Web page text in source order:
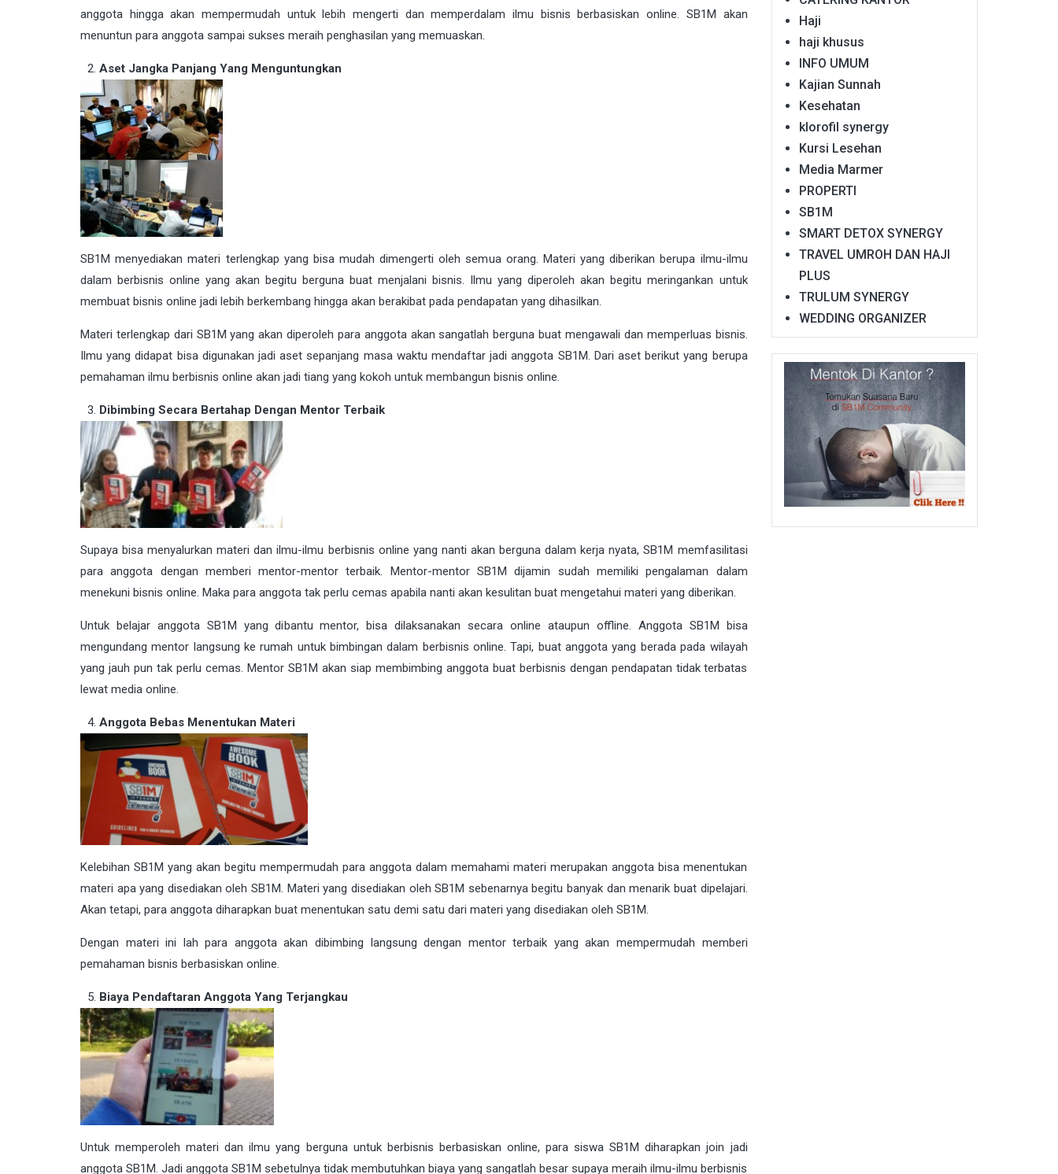
anggota hingga akan mempermudah untuk lebih mengerti dan memperdalam ilmu bisnis berbasiskan online. SB1M akan
menuntun para anggota sampai sukses meraih penghasilan yang memuaskan.
Aset Jangka Panjang Yang Menguntungkan
SB1M menyediakan materi terlengkap yang bisa mudah dimengerti oleh semua orang. Materi yang diberikan berupa ilmu-ilmu
dalam berbisnis online yang akan begitu berguna buat menjalani bisnis. Ilmu yang diperoleh akan begitu meringankan untuk
membuat bisnis online jadi lebih berkembang hingga akan berakibat pada pendapatan yang dihasilkan.
Materi terlengkap dari SB1M yang akan diperoleh para anggota akan sangatlah berguna buat mengawali dan memperluas bisnis.
Ilmu yang didapat bisa digunakan jadi aset sepanjang masa waktu mendaftar jadi anggota SB1M. Dari aset berikut yang berupa
pemahaman ilmu berbisnis online akan jadi tiang yang kokoh untuk membangun bisnis online.
Dibimbing Secara Bertahap Dengan Mentor Terbaik
Supaya bisa menyalurkan materi dan ilmu-ilmu berbisnis online yang nanti akan berguna dalam kerja nyata, SB1M memfasilitasi
para anggota dengan memberi mentor-mentor terbaik. Mentor-mentor SB1M dijamin sudah memiliki pengalaman dalam
menekuni bisnis online. Maka para anggota tak perlu cemas apabila nanti akan kesulitan buat mengetahui materi yang diberikan.
Untuk belajar anggota SB1M yang dibantu mentor, bisa dilaksanakan secara online ataupun offline. Anggota SB1M bisa
mengundang mentor langsung ke rumah untuk bimbingan dalam berbisnis online. Tapi, buat anggota yang berada pada wilayah
yang jauh pun tak perlu cemas. Mentor SB1M akan siap membimbing anggota buat berbisnis dengan pendapatan tidak terbatas
lewat media online.
Anggota Bebas Menentukan Materi
Kelebihan SB1M yang akan begitu mempermudah para anggota dalam memahami materi merupakan anggota bisa menentukan
materi apa yang disediakan oleh SB1M. Materi yang disediakan oleh SB1M sebenarnya begitu banyak dan menarik buat dipelajari.
Akan tetapi, para anggota diharapkan buat menentukan satu demi satu dari materi yang disediakan oleh SB1M.
Dengan materi ini lah para anggota akan dibimbing langsung dengan mentor terbaik yang akan mempermudah memberi
pemahaman bisnis berbasiskan online.
Biaya Pendaftaran Anggota Yang Terjangkau
Untuk memperoleh materi dan ilmu yang berguna untuk berbisnis berbasiskan online, para siswa SB1M diharapkan join jadi
anggota SB1M. Jadi anggota SB1M sebetulnya tidak membutuhkan biaya yang sangatlah besar supaya meraih ilmu-ilmu berbisnis
Haji
haji khusus
INFO UMUM
Kajian Sunnah
Kesehatan
klorofil synergy
Kursi Lesehan
Media Marmer
PROPERTI
SB1M
SMART DETOX SYNERGY
TRAVEL UMROH DAN HAJI
PLUS
TRULUM SYNERGY
WEDDING ORGANIZER